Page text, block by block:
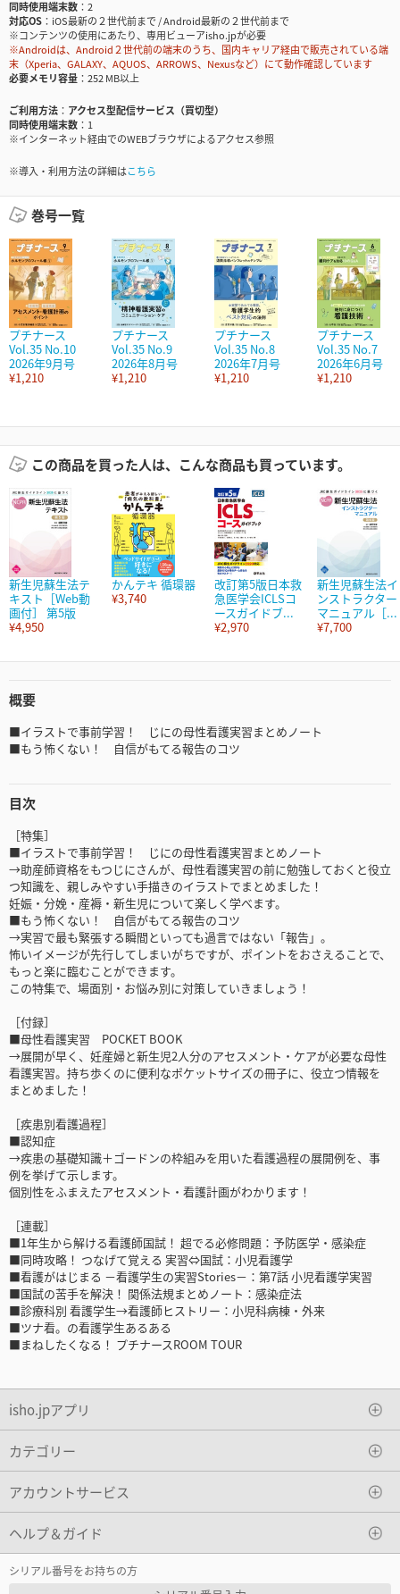
同時使用端末数
2
対応OS
iOS最新の２世代前まで / Android最新の２世代前まで
※コンテンツの使用にあたり、専用ビューアisho.jpが必要
※Androidは、Android２世代前の端末のうち、国内キャリア経由で販売されている端
末（Xperia、GALAXY、AQUOS、ARROWS、Nexusなど）にて動作確認しています
必要メモリ容量
252 MB以上
ご利用方法
アクセス型配信サービス（買切型）
同時使用端末数
1
※インターネット経由でのWEBブラウザによるアクセス参照
※導入・利用方法の詳細はこちら
巻号一覧
プチナース
Vol.35 No.10
2026年9月号
¥1,210
プチナース
Vol.35 No.9
2026年8月号
¥1,210
プチナース
Vol.35 No.8
2026年7月号
¥1,210
プチナース
Vol.35 No.7
2026年6月号
¥1,210
この商品を買った人は、こんな商品も買っています。
新生児蘇生法テ
キスト［Web動
画付］ 第5版
¥4,950
かんテキ 循環器
¥3,740
改訂第5版日本救
急医学会ICLSコ
ースガイドブ...
¥2,970
新生児蘇生法イ
ンストラクター
マニュアル［...
¥7,700
概要
■イラストで事前学習！ じにの母性看護実習まとめノート
■もう怖くない！ 自信がもてる報告のコツ
目次
［特集］
■イラストで事前学習！ じにの母性看護実習まとめノート
→助産師資格をもつじにさんが、母性看護実習の前に勉強しておくと役立
つ知識を、親しみやすい手描きのイラストでまとめました！
妊娠・分娩・産褥・新生児について楽しく学べます。
■もう怖くない！ 自信がもてる報告のコツ
→実習で最も緊張する瞬間といっても過言ではない「報告」。
怖いイメージが先行してしまいがちですが、ポイントをおさえることで、
もっと楽に臨むことができます。
この特集で、場面別・お悩み別に対策していきましょう！
［付録］
■母性看護実習 POCKET BOOK
→展開が早く、妊産婦と新生児2人分のアセスメント・ケアが必要な母性
看護実習。持ち歩くのに便利なポケットサイズの冊子に、役立つ情報を
まとめました！
［疾患別看護過程］
■認知症
→疾患の基礎知識＋ゴードンの枠組みを用いた看護過程の展開例を、事
例を挙げて示します。
個別性をふまえたアセスメント・看護計画がわかります！
［連載］
■1年生から解ける看護師国試！ 超でる必修問題：予防医学・感染症
■同時攻略！ つなげて覚える 実習⇔国試：小児看護学
■看護がはじまる －看護学生の実習Stories－：第7話 小児看護学実習
■国試の苦手を解決！ 関係法規まとめノート：感染症法
■診療科別 看護学生→看護師ヒストリー：小児科病棟・外来
■ツナ看。の看護学生あるある
■まねしたくなる！ プチナースROOM TOUR
isho.jpアプリ
カテゴリー
アカウントサービス
ヘルプ＆ガイド
シリアル番号をお持ちの方